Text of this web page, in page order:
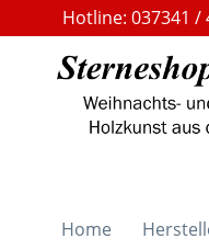
Hotline: 037341 /
Home